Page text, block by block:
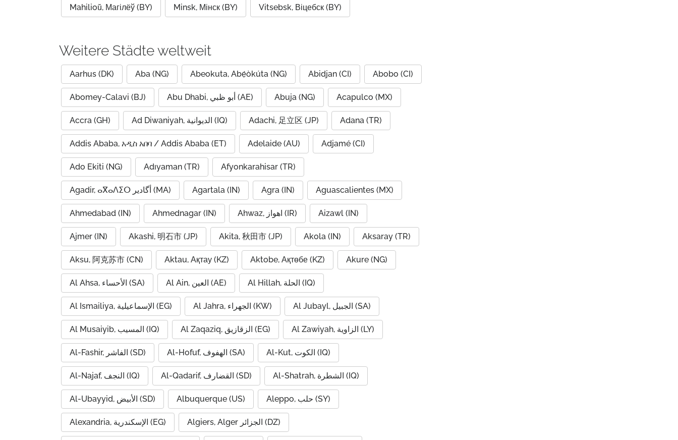
Mahilioŭ, Магілёў (BY) Minsk, Мінск (BY) Vitsebsk, Віцебск (BY)
Weitere Städte weltweit
Aarhus (DK) Aba (NG) Abeokuta, Abẹ́òkúta (NG) Abidjan (CI) Abobo (CI)
Abomey-Calavi (BJ) Abu Dhabi, أبو ظبي (AE) Abuja (NG) Acapulco (MX)
Accra (GH) Ad Diwaniyah, الديوانية (IQ) Adachi, 足立区 (JP) Adana (TR)
Addis Ababa, አዲስ አበባ / Addis Ababa (ET) Adelaide (AU) Adjamé (CI)
Ado Ekiti (NG) Adıyaman (TR) Afyonkarahisar (TR)
Agadir, ⴰⴳⴰⴷⵉⵔ أگادیر (MA) Agartala (IN) Agra (IN) Aguascalientes (MX)
Ahmedabad (IN) Ahmednagar (IN) Ahwaz, اهواز (IR) Aizawl (IN)
Ajmer (IN) Akashi, 明石市 (JP) Akita, 秋田市 (JP) Akola (IN) Aksaray (TR)
Aksu, 阿克苏市 (CN) Aktau, Ақтау (KZ) Aktobe, Ақтөбе (KZ) Akure (NG)
Al Ahsa, الأحساء (SA) Al Ain, العين (AE) Al Hillah, الحلة (IQ)
Al Ismailiya, الإسماعيلية (EG) Al Jahra, الجهراء (KW) Al Jubayl, الجبيل (SA)
Al Musaiyib, المسيب (IQ) Al Zaqaziq, الزقازيق (EG) Al Zawiyah, الزاوية (LY)
Al-Fashir, الفاشر (SD) Al-Hofuf, الهفوف (SA) Al-Kut, الكوت (IQ)
Al-Najaf, النجف (IQ) Al-Qadarif, القضارف (SD) Al-Shatrah, الشطرة (IQ)
Al-Ubayyid, الأبيض (SD) Albuquerque (US) Aleppo, حلب (SY)
Alexandria, الإسكندرية (EG) Algiers, Alger الجزائر (DZ)